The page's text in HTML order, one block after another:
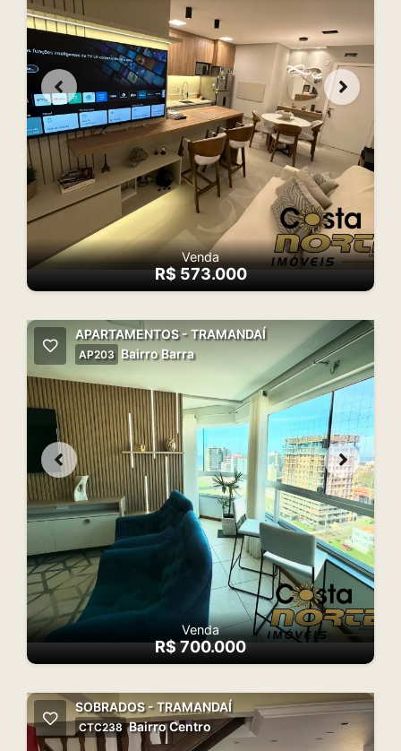
Venda
R$ 573.000
APARTAMENTOS - TRAMANDAÍ
AP203 Bairro Barra
Venda
R$ 700.000
SOBRADOS - TRAMANDAÍ
CTC238 Bairro Centro